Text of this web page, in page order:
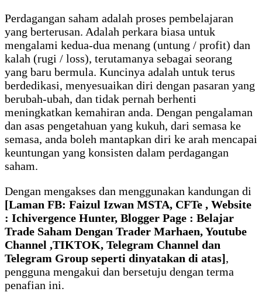
Perdagangan saham adalah proses pembelajaran
yang berterusan. Adalah perkara biasa untuk
mengalami kedua-dua menang (untung / profit) dan
kalah (rugi / loss), terutamanya sebagai seorang
yang baru bermula. Kuncinya adalah untuk terus
berdedikasi, menyesuaikan diri dengan pasaran yang
berubah-ubah, dan tidak pernah berhenti
meningkatkan kemahiran anda. Dengan pengalaman
dan asas pengetahuan yang kukuh, dari semasa ke
semasa, anda boleh mantapkan diri ke arah mencapai
keuntungan yang konsisten dalam perdagangan
saham.
Dengan mengakses dan menggunakan kandungan di
[Laman FB: Faizul Izwan MSTA, CFTe , Website
: Ichivergence Hunter, Blogger Page : Belajar
Trade Saham Dengan Trader Marhaen, Youtube
Channel ,TIKTOK, Telegram Channel dan
Telegram Group seperti dinyatakan di atas],
pengguna mengakui dan bersetuju dengan terma
penafian ini.